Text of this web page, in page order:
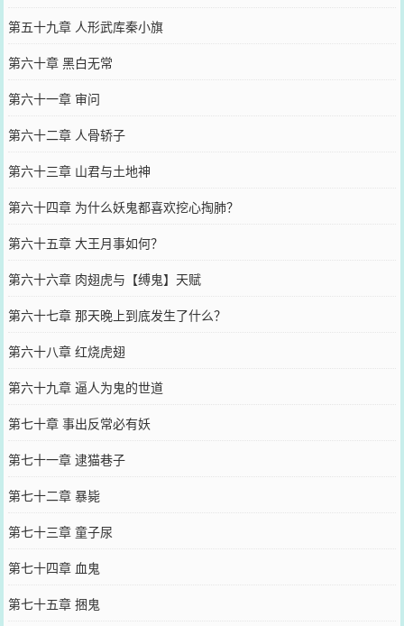
第五十九章 人形武库秦小旗
第六十章 黑白无常
第六十一章 审问
第六十二章 人骨轿子
第六十三章 山君与土地神
第六十四章 为什么妖鬼都喜欢挖心掏肺？
第六十五章 大王月事如何？
第六十六章 肉翅虎与【缚鬼】天赋
第六十七章 那天晚上到底发生了什么？
第六十八章 红烧虎翅
第六十九章 逼人为鬼的世道
第七十章 事出反常必有妖
第七十一章 逮猫巷子
第七十二章 暴毙
第七十三章 童子尿
第七十四章 血鬼
第七十五章 捆鬼